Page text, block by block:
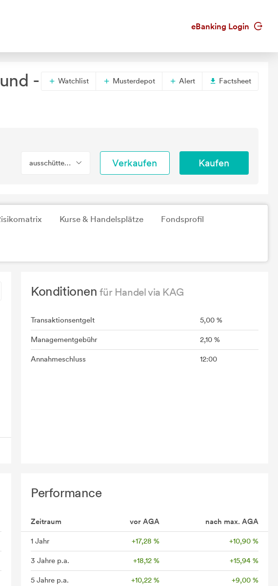
eBanking Login
-
Watchlist Musterdepot Alert Factsheet
ausschüttend Verkaufen Kaufen
Kurse & Handelsplätze Fondsprofil
Konditionen für Handel via KAG
Transaktionsentgelt 5,00 %
Managementgebühr 2,10 %
Annahmeschluss 12:00
Performance
Zeitraum vor AGA nach max. AGA
1 Jahr +17,28 % +10,90 %
3 Jahre p.a. +18,12 % +15,94 %
5 Jahre p.a. +10,22 % +9,00 %